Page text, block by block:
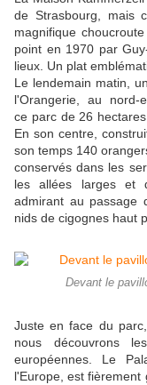
de Strasbourg, mais
magnifique
point en 1970 par
lieux. Un plat
Le lendemain matin,
l'Orangerie, au nord-
ce parc de 26
En son centre,
son temps 140
conservés dans les
les allées larges et
admirant au passage
nids de cigognes haut
Devant le
Juste en face du
nous découvrons
européennes. Le
l'Europe, est